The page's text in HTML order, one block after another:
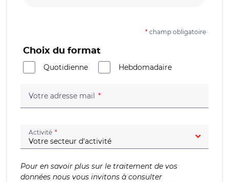
* champ obligatoire
Choix du format
Quotidienne
Hebdomadaire
Votre adresse mail (champ obligatoire)
Activité (champ obligatoire)
Pour en savoir plus sur le traitement de vos
données nous vous invitons à consulter